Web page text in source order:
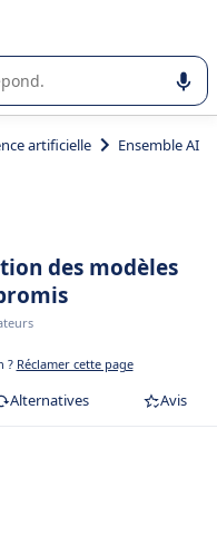
ou la sélection de
artificielle Ensemble AI
des modèles
? Réclamer cette page
Alternatives Avis